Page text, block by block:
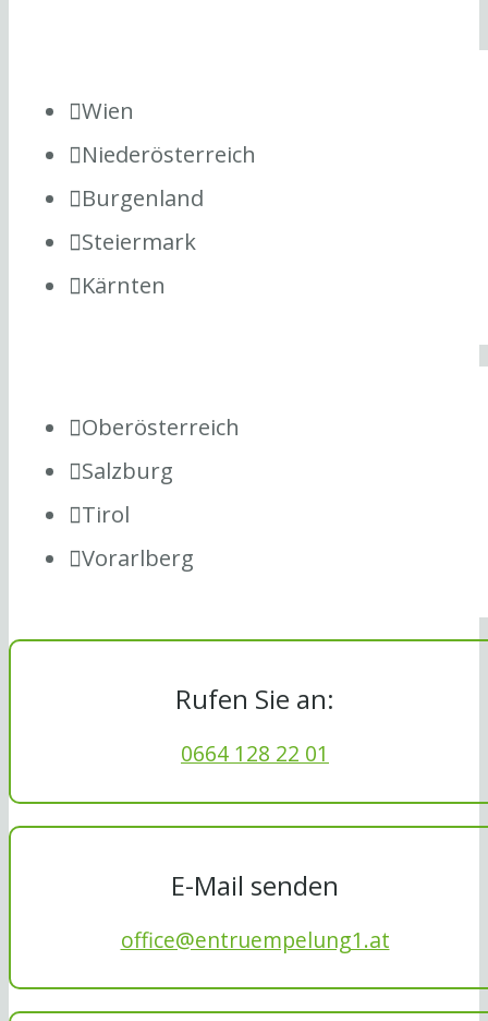
Wien
Niederösterreich
Burgenland
Steiermark
Kärnten
Oberösterreich
Salzburg
Tirol
Vorarlberg
Rufen Sie an:
0664 128 22 01
E-Mail senden
office@entruempelung1.at